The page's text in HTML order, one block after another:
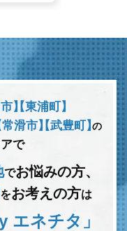
】
【東浦町】
常滑市】【武豊町】の
で
でお悩みの方、
をお考えの方は
エネチタ」